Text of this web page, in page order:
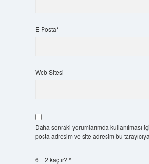
E-Posta*
Web Sitesi
Daha sonraki yorumlarımda kullanılması
posta adresim ve site adresim bu
6 + 2 kaçtır? *